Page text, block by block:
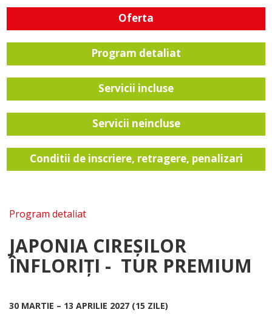
Oferta
Program detaliat
Servicii incluse
Servicii neincluse
Conditii de inscriere, retragere, penalizari
Program detaliat
JAPONIA CIREȘILOR
ÎNFLORIȚI - TUR PREMIUM
30 MARTIE – 13 APRILIE 2027 (15 ZILE)